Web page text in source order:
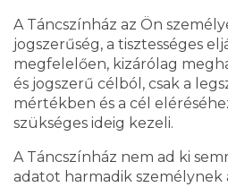
A Táncszínház az Ön
jogszerűség, a tisztességes
megfelelően, kizárólag
és jogszerű célból, csak a
mértékben és a cél
szükséges ideig kezeli.
A Táncszínház nem ad ki
adatot harmadik személynek